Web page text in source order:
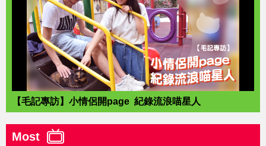
【毛記專訪】小情侶開page 紀錄流浪喵星人
Most